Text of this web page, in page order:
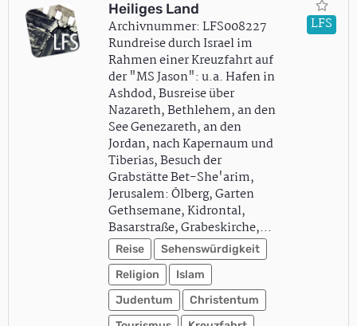
Heiliges Land
Archivnummer: LFS008227
Rundreise durch Israel im
Rahmen einer Kreuzfahrt auf
der "MS Jason": u.a. Hafen in
Ashdod, Busreise über
Nazareth, Bethlehem, an den
See Genezareth, an den
Jordan, nach Kapernaum und
Tiberias, Besuch der
Grabstätte Bet-She'arim,
Jerusalem: Ölberg, Garten
Gethsemane, Kidrontal,
Basarstraße, Grabeskirche,…
Reise
Sehenswürdigkeit
Religion
Islam
Judentum
Christentum
LFS